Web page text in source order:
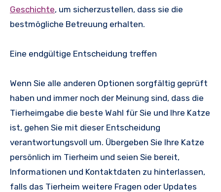
Geschichte, um sicherzustellen, dass sie die
bestmögliche Betreuung erhalten.
Eine endgültige Entscheidung treffen
Wenn Sie alle anderen Optionen sorgfältig geprüft
haben und immer noch der Meinung sind, dass die
Tierheimgabe die beste Wahl für Sie und Ihre Katze
ist, gehen Sie mit dieser Entscheidung
verantwortungsvoll um. Übergeben Sie Ihre Katze
persönlich im Tierheim und seien Sie bereit,
Informationen und Kontaktdaten zu hinterlassen,
falls das Tierheim weitere Fragen oder Updates